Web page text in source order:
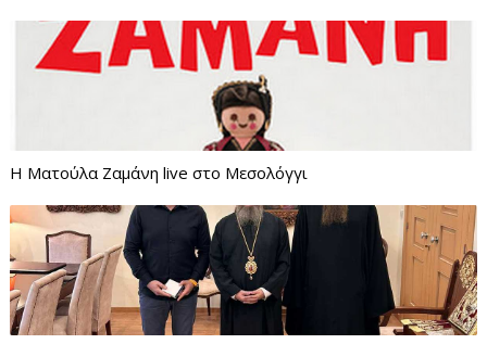
Η Ματούλα Ζαμάνη live στο Μεσολόγγι